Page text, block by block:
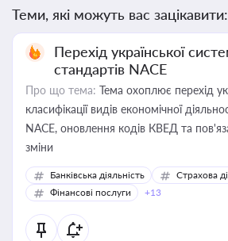
Теми, які можуть вас зацікавити:
Перехід української
стандартів NACE
Про що тема: Тема охоплює перехід
класифікації видів економічної
NACE, оновлення кодів КВЕД та
зміни
Банківська діяльність
Страхова
Фінансові послуги
+13